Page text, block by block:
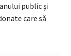
public și
care să